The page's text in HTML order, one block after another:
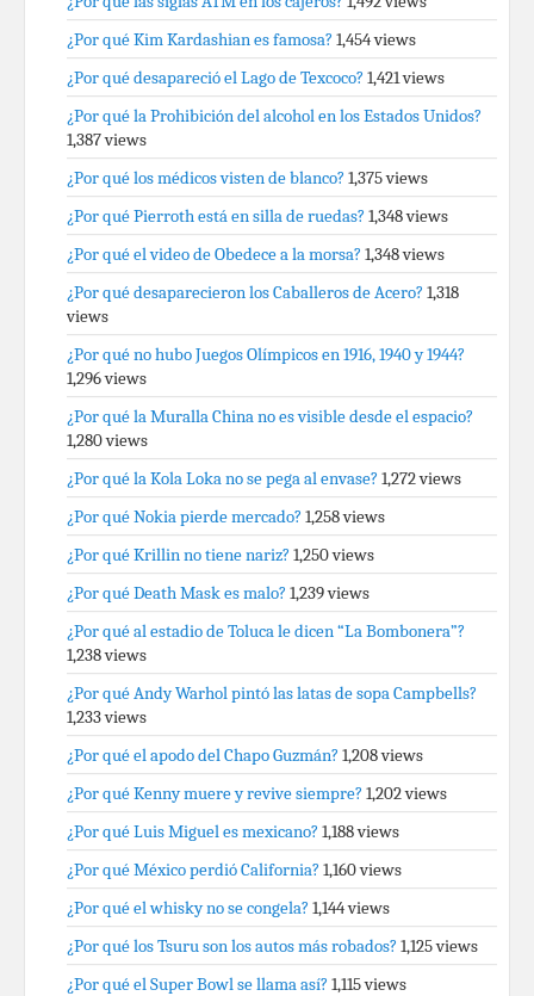
¿Por qué Kim Kardashian es famosa? 1,454 views
¿Por qué desapareció el Lago de Texcoco? 1,421 views
¿Por qué la Prohibición del alcohol en los Estados Unidos?
1,387 views
¿Por qué los médicos visten de blanco? 1,375 views
¿Por qué Pierroth está en silla de ruedas? 1,348 views
¿Por qué el video de Obedece a la morsa? 1,348 views
¿Por qué desaparecieron los Caballeros de Acero? 1,318
views
¿Por qué no hubo Juegos Olímpicos en 1916, 1940 y 1944?
1,296 views
¿Por qué la Muralla China no es visible desde el espacio?
1,280 views
¿Por qué la Kola Loka no se pega al envase? 1,272 views
¿Por qué Nokia pierde mercado? 1,258 views
¿Por qué Krillin no tiene nariz? 1,250 views
¿Por qué Death Mask es malo? 1,239 views
¿Por qué al estadio de Toluca le dicen “La Bombonera”?
1,238 views
¿Por qué Andy Warhol pintó las latas de sopa Campbells?
1,233 views
¿Por qué el apodo del Chapo Guzmán? 1,208 views
¿Por qué Kenny muere y revive siempre? 1,202 views
¿Por qué Luis Miguel es mexicano? 1,188 views
¿Por qué México perdió California? 1,160 views
¿Por qué el whisky no se congela? 1,144 views
¿Por qué los Tsuru son los autos más robados? 1,125 views
¿Por qué el Super Bowl se llama así? 1,115 views